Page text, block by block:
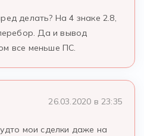
делать? На 4 знаке 2.8,
Да и вывод
все меньше ПС.
26.03.2020 в 23:35
мои сделки даже на